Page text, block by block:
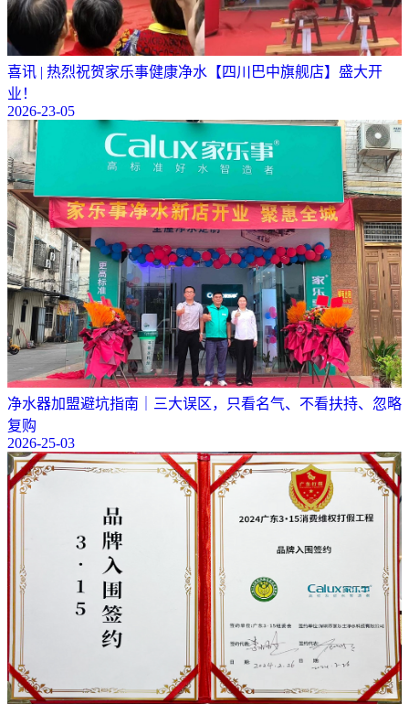
喜讯 | 热烈祝贺家乐事健康净水【四川巴中旗舰店】盛大开
业！
2026-23-05
净水器加盟避坑指南｜三大误区，只看名气、不看扶持、忽略
复购
2026-25-03